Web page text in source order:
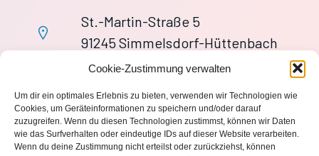
Cookie-Zustimmung verwalten
Um dir ein optimales Erlebnis zu bieten, verwenden wir Technologien wie
Cookies, um Geräteinformationen zu speichern und/oder darauf
zuzugreifen. Wenn du diesen Technologien zustimmst, können wir Daten
wie das Surfverhalten oder eindeutige IDs auf dieser Website verarbeiten.
Wenn du deine Zustimmung nicht erteilst oder zurückziehst, können
St.-Martin-Straße 5
91245 Simmelsdorf-Hüttenbach
+49 9155 9279727
wache113@ff-huettenbach.de